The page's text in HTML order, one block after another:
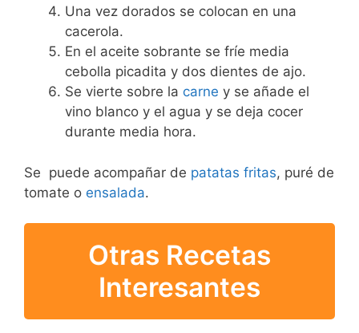
Una vez dorados se colocan en una
cacerola.
En el aceite sobrante se fríe media
cebolla picadita y dos dientes de ajo.
Se vierte sobre la carne y se añade el
vino blanco y el agua y se deja cocer
durante media hora.
Se puede acompañar de patatas fritas, puré de
tomate o ensalada.
Otras Recetas
Interesantes